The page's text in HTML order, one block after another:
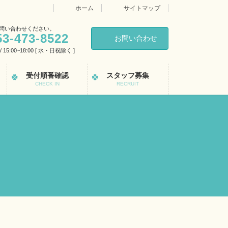
ホーム サイトマップ
い合わせください。
473-8522
15:00~18:00 [ 水・日祝除く ]
お問い合わせ
受付順番確認
CHECK IN
スタッフ募集
RECRUIT